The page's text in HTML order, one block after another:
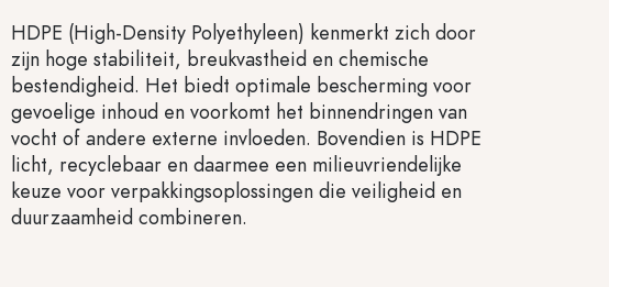
HDPE (High-Density Polyethyleen) kenmerkt zich door
zijn hoge stabiliteit, breukvastheid en chemische
bestendigheid. Het biedt optimale bescherming voor
gevoelige inhoud en voorkomt het binnendringen van
vocht of andere externe invloeden. Bovendien is HDPE
licht, recyclebaar en daarmee een milieuvriendelijke
keuze voor verpakkingsoplossingen die veiligheid en
duurzaamheid combineren.